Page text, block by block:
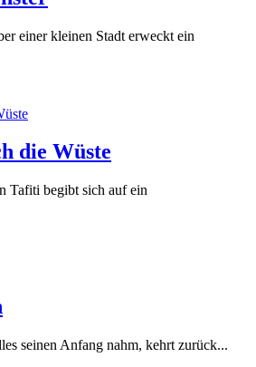
einer kleinen Stadt erweckt ein
die Wüste
Tafiti begibt sich auf ein
seinen Anfang nahm, kehrt zurück...